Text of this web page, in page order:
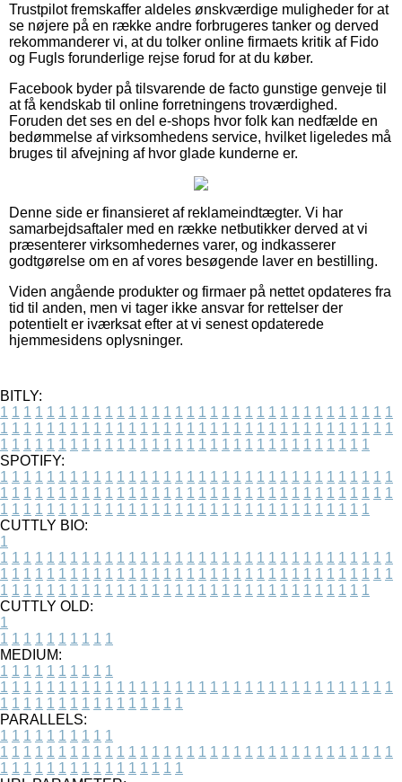
Trustpilot fremskaffer aldeles ønskværdige muligheder for at
se nøjere på en række andre forbrugeres tanker og derved
rekommanderer vi, at du tolker online firmaets kritik af Fido
og Fugls forunderlige rejse forud for at du køber.
Facebook byder på tilsvarende de facto gunstige genveje til
at få kendskab til online forretningens troværdighed.
Foruden det ses en del e-shops hvor folk kan nedfælde en
bedømmelse af virksomhedens service, hvilket ligeledes må
bruges til afvejning af hvor glade kunderne er.
Denne side er finansieret af reklameindtægter. Vi har
samarbejdsaftaler med en række netbutikker derved at vi
præsenterer virksomhedernes varer, og indkasserer
godtgørelse om en af vores besøgende laver en bestilling.
Viden angående produkter og firmaer på nettet opdateres fra
tid til anden, men vi tager ikke ansvar for rettelser der
potentielt er iværksat efter at vi senest opdaterede
hjemmesidens oplysninger.
BITLY:
1 1 1 1 1 1 1 1 1 1 1 1 1 1 1 1 1 1 1 1 1 1 1 1 1 1 1 1 1 1 1 1 1 1
1 1 1 1 1 1 1 1 1 1 1 1 1 1 1 1 1 1 1 1 1 1 1 1 1 1 1 1 1 1 1 1 1 1
1 1 1 1 1 1 1 1 1 1 1 1 1 1 1 1 1 1 1 1 1 1 1 1 1 1 1 1 1 1 1 1
SPOTIFY:
1 1 1 1 1 1 1 1 1 1 1 1 1 1 1 1 1 1 1 1 1 1 1 1 1 1 1 1 1 1 1 1 1 1
1 1 1 1 1 1 1 1 1 1 1 1 1 1 1 1 1 1 1 1 1 1 1 1 1 1 1 1 1 1 1 1 1 1
1 1 1 1 1 1 1 1 1 1 1 1 1 1 1 1 1 1 1 1 1 1 1 1 1 1 1 1 1 1 1 1
CUTTLY BIO:
1
1 1 1 1 1 1 1 1 1 1 1 1 1 1 1 1 1 1 1 1 1 1 1 1 1 1 1 1 1 1 1 1 1 1
1 1 1 1 1 1 1 1 1 1 1 1 1 1 1 1 1 1 1 1 1 1 1 1 1 1 1 1 1 1 1 1 1 1
1 1 1 1 1 1 1 1 1 1 1 1 1 1 1 1 1 1 1 1 1 1 1 1 1 1 1 1 1 1 1 1
CUTTLY OLD:
1
1 1 1 1 1 1 1 1 1 1
MEDIUM:
1 1 1 1 1 1 1 1 1 1
1 1 1 1 1 1 1 1 1 1 1 1 1 1 1 1 1 1 1 1 1 1 1 1 1 1 1 1 1 1 1 1 1 1
1 1 1 1 1 1 1 1 1 1 1 1 1 1 1 1
PARALLELS:
1 1 1 1 1 1 1 1 1 1
1 1 1 1 1 1 1 1 1 1 1 1 1 1 1 1 1 1 1 1 1 1 1 1 1 1 1 1 1 1 1 1 1 1
1 1 1 1 1 1 1 1 1 1 1 1 1 1 1 1